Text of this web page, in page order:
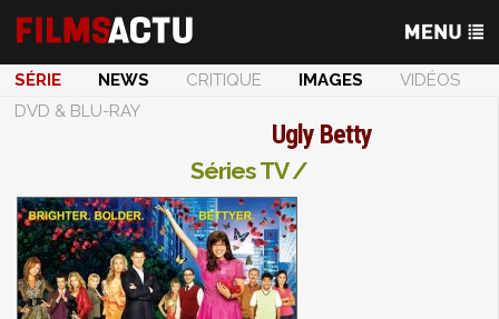
SÉRIE NEWS CRITIQUE IMAGES
VIDÉOS
DVD & BLU-RAY
Ugly Betty
Séries TV /